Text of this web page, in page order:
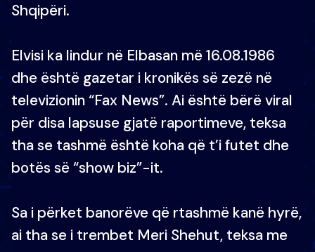
Shqipëri.
Elvisi ka lindur në Elbasan më 16.08.1986
dhe është gazetar i kronikës së zezë në
televizionin “Fax News”. Ai është bërë viral
për disa lapsuse gjatë raportimeve, teksa
tha se tashmë është koha që t’i futet dhe
botës së “show biz”-it.
Sa i përket banorëve që rtashmë kanë hyrë,
ai tha se i trembet Meri Shehut, teksa me